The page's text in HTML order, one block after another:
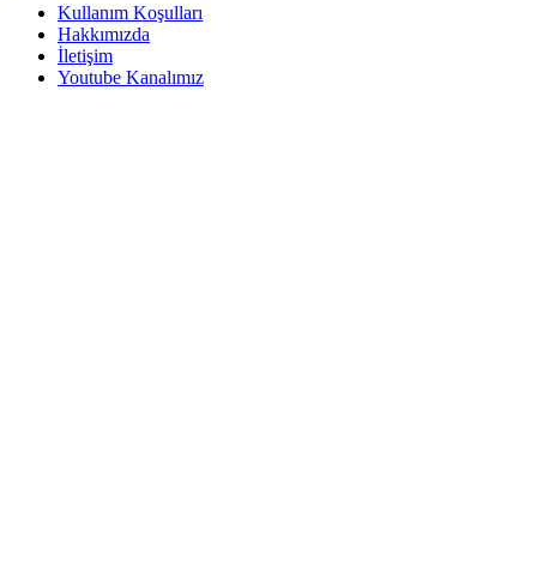
Kullanım Koşulları
Hakkımızda
İletişim
Youtube Kanalımız